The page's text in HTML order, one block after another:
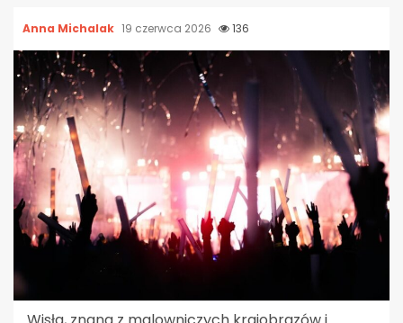
Anna Michalak 19 czerwca 2026 136